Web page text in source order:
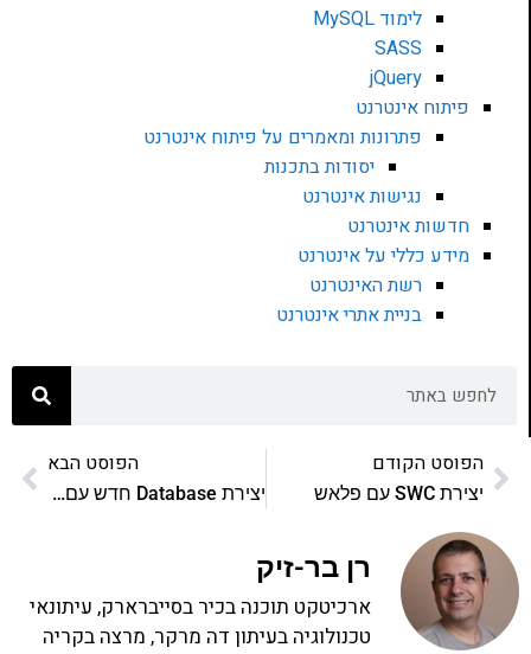
לימוד MySQL
SASS
jQuery
פיתוח אינטרנט
פתרונות ומאמרים על פיתוח אינטרנט
יסודות בתכנות
נגישות אינטרנט
חדשות אינטרנט
מידע כללי על אינטרנט
רשת האינטרנט
בניית אתרי אינטרנט
הפוסט הקודם
יצירת SWC עם פלאש
הפוסט הבא
יצירת Database חדש עם MySQL
רן בר-זיק
ארכיטקט תוכנה בכיר בסייברארק, עיתונאי
טכנולוגיה בעיתון דה מרקר, מרצה בקריה